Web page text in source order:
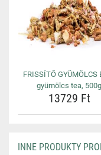
FRISSÍTŐ GYÜMÖLCS
gyümölcs tea, 500g
13729 Ft
INNE PRODUKTY